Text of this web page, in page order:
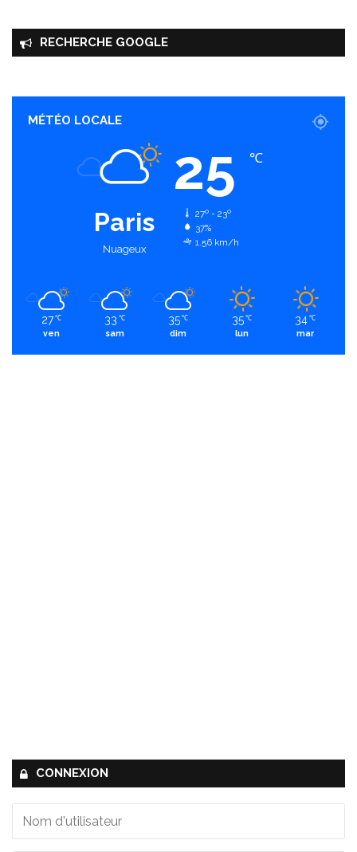
RECHERCHE GOOGLE
MÉTÉO LOCALE
Paris
Nuageux
25 ℃
27º - 23º
37%
1.56 km/h
27 ℃
ven
33 ℃
sam
35 ℃
dim
35 ℃
lun
34 ℃
mar
CONNEXION